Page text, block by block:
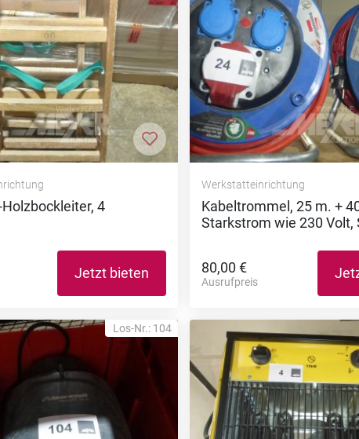
Zur Merkliste hinzufügen
4
Jetzt bieten
Werkstatteinrichtung
Kabeltrommel, 25 m. +
Starkstrom wie 230 Volt,
80,00 €
Ausrufpreis
Los-Nr.: 104